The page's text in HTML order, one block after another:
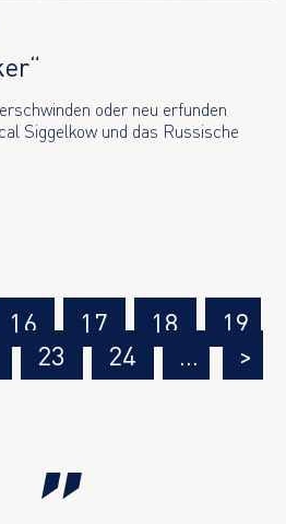
oder neu erfunden
Siggelkow und das Russische
16 17 18
19
23 24 …
>